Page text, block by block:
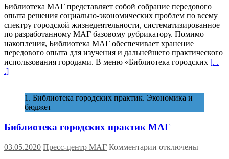
Библиотека
городских
практик
МАГ
Библиотека МАГ представляет собой собрание передового
опыта решения социально-экономических проблем по всему
спектру городской жизнедеятельности, систематизированное
по разработанному МАГ базовому рубрикатору. Помимо
накопления, Библиотека МАГ обеспечивает хранение
передового опыта для изучения и дальнейшего практического
использования городами. В меню «Библиотека городских [. .
.]
1. Библиотека городских практик. Экономика и
бюджет
Библиотека городских практик МАГ
03.05.2020 Пресс-центр МАГ Комментарии котключены